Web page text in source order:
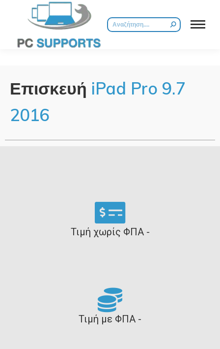
Επισκευή iPad Pro 9.7
2016
Τιμή χωρίς ΦΠΑ -
Τιμή με ΦΠΑ -